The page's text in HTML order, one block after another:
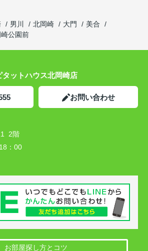
男川 北岡崎 大門
美合
崎公園前
タットハウス北岡崎店
お問い合わせ
2階
：00
お部屋探し方とコツ